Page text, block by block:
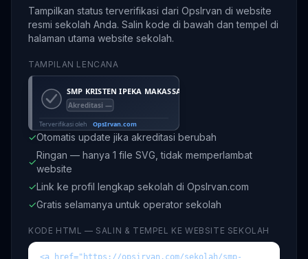
Tampilkan status terverifikasi dari OpsIrvan di website
resmi sekolah Anda. Salin kode di bawah dan tempel di
halaman utama website sekolah.
TAMPILAN LENCANA
✓Otomatis update jika akreditasi berubah
✓
Ringan — hanya 1 file SVG, tidak memperlambat
website
✓Link ke profil lengkap sekolah di OpsIrvan.com
✓Gratis selamanya untuk operator sekolah
KODE HTML — SALIN & TEMPEL KE WEBSITE SEKOLAH